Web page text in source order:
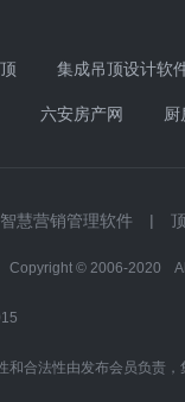
集成吊顶设计软
六安房产网
智慧营销管理软件 |
Copyright © 2006-2020
合法性由发布会员负责